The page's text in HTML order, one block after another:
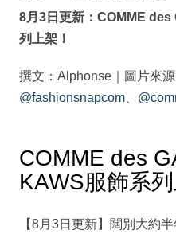
8月3日更新：COMME
列上架！
撰文：Alphonse｜圖片來源
@fashionsnapcom
COMME des
KAWS服飾系列
【8月3日更新】闊別大約